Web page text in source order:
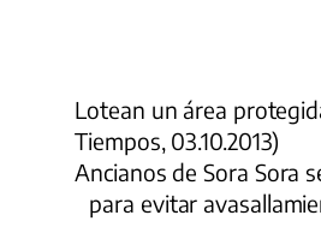
Lotean un área
Tiempos, 03.10.2013)
Ancianos de Sora Sora
para evitar